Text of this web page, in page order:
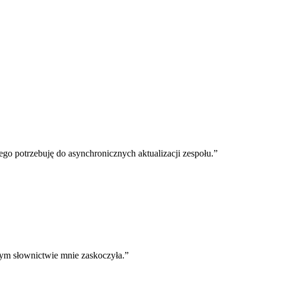
potrzebuję do asynchronicznych aktualizacji zespołu.”
słownictwie mnie zaskoczyła.”